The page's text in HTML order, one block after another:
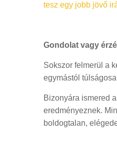
tesz egy jobb jövő
Gondolat vagy
Sokszor felmerül a
egymástól
Bizonyára ismered
eredményeznek.
boldogtalan,